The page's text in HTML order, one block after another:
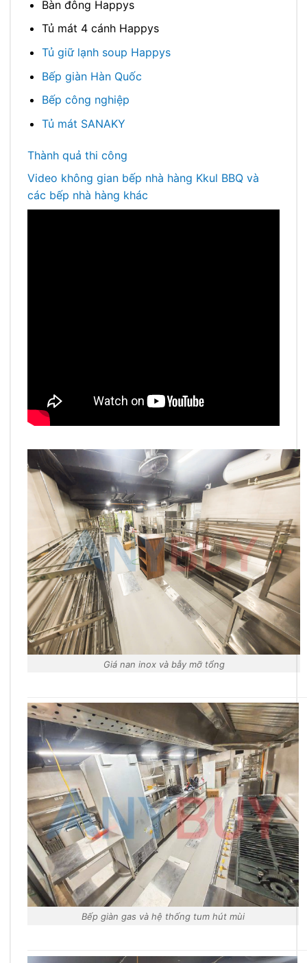
Bàn đông Happys
Tủ mát 4 cánh Happys
Tủ giữ lạnh soup Happys
Bếp giàn Hàn Quốc
Bếp công nghiệp
Tủ mát SANAKY
Thành quả thi công
Video không gian bếp nhà hàng Kkul BBQ và
các bếp nhà hàng khác
Giá nan inox và bẫy mỡ tổng
Bếp giàn gas và hệ thống tum hút mùi